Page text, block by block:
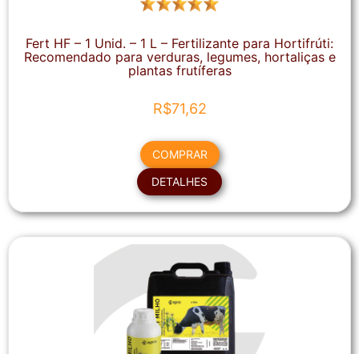
Fert HF – 1 Unid. – 1 L – Fertilizante para Hortifrúti:
Recomendado para verduras, legumes, hortaliças e
plantas frutíferas
R$71,62
COMPRAR
DETALHES